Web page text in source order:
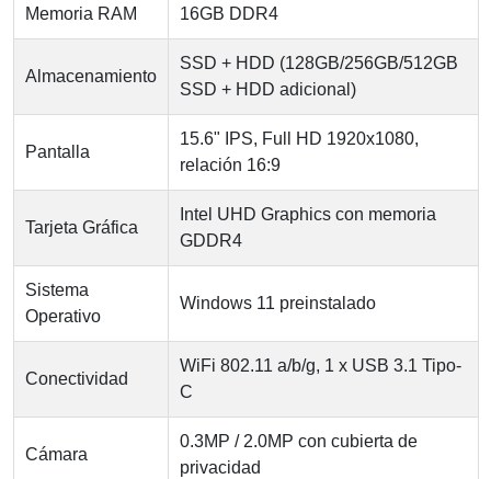
Memoria RAM 16GB DDR4
Almacenamiento
SSD + HDD (128GB/256GB/512GB
SSD + HDD adicional)
Pantalla
15.6" IPS, Full HD 1920x1080,
relación 16:9
Tarjeta Gráfica
Intel UHD Graphics con memoria
GDDR4
Sistema
Operativo
Windows 11 preinstalado
Conectividad
WiFi 802.11 a/b/g, 1 x USB 3.1 Tipo-
C
Cámara
0.3MP / 2.0MP con cubierta de
privacidad